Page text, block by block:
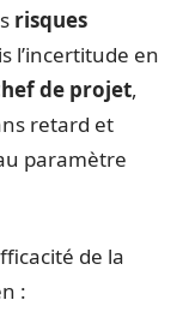
risques
l’incertitude en
de projet,
retard et
paramètre
de la
: